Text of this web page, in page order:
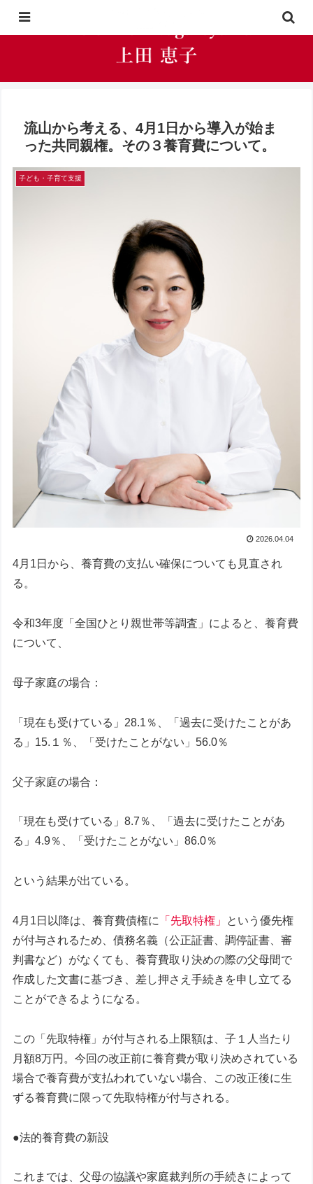
流山から考える、4月1日から導入が始ま
った共同親権。その３養育費について。
子ども・子育て支援
2026.04.04
4月1日から、養育費の支払い確保についても見直され
る。
令和3年度「全国ひとり親世帯等調査」によると、養育費
について、
母子家庭の場合：
「現在も受けている」28.1％、「過去に受けたことがあ
る」15.１％、「受けたことがない」56.0％
父子家庭の場合：
「現在も受けている」8.7％、「過去に受けたことがあ
る」4.9％、「受けたことがない」86.0％
という結果が出ている。
4月1日以降は、養育費債権に 「先取特権」
という優先権
が付与されるため、債務名義（公正証書、調停証書、審
判書など）がなくても、養育費取り決めの際の父母間で
作成した文書に基づき、差し押さえ手続きを申し立てる
ことができるようになる。
この「先取特権」が付与される上限額は、子１人当たり
月額8万円。今回の改正前に養育費が取り決めされている
場合で養育費が支払われていない場合、この改正後に生
ずる養育費に限って先取特権が付与される。
●法的養育費の新設
これまでは、父母の協議や家庭裁判所の手続きによって